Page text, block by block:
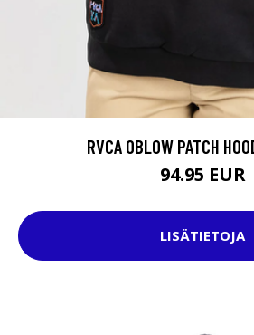
RVCA OBLOW PATCH
94.95 EUR
LISÄTIETOJA